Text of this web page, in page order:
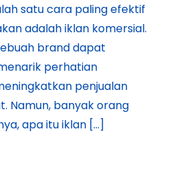
satu cara paling efektif
adalah iklan komersial.
brand dapat
perhatian
penjualan
Namun, banyak orang
apa itu iklan […]